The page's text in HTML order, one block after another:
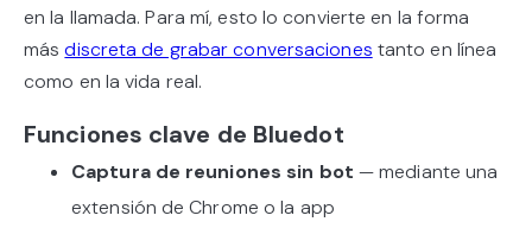
en la llamada. Para mí, esto lo convierte en la forma
másdiscreta de grabar conversaciones tanto en línea
como en la vida real.
Funciones clave de Bluedot
Captura de reuniones sin bot — mediante una
extensión de Chrome o la app